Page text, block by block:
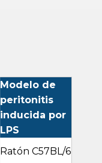
Modelo de
peritonitis
inducida por
LPS
Ratón C57BL/6